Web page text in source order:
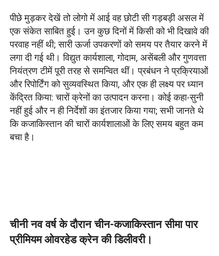
पीछे मुड़कर देखें तो लोगो में आई वह छोटी सी गड़बड़ी असल में
एक संकेत साबित हुई। उन कुछ दिनों में किसी को भी दिखावे की
परवाह नहीं थी; सारी ऊर्जा उपकरणों को समय पर तैयार करने में
लगा दी गई थी। विद्युत कार्यशाला, गोदाम, असेंबली और गुणवत्ता
नियंत्रण टीमें पूरी तरह से समन्वित थीं। प्रबंधन ने प्रक्रियाओं
और रिपोर्टिंग को सुव्यवस्थित किया, और एक ही लक्ष्य पर ध्यान
केंद्रित किया: चारों क्रेनों का उत्पादन करना। कोई कहा-सुनी
नहीं हुई और न ही निर्देशों का इंतजार किया गया; सभी जानते थे
कि कजाकिस्तान की चारों कार्यशालाओं के लिए समय बहुत कम
बचा है।
चीनी नव वर्ष के दौरान चीन-कजाकिस्तान सीमा पार
प्रीमियम ओवरहेड क्रेन की डिलीवरी।